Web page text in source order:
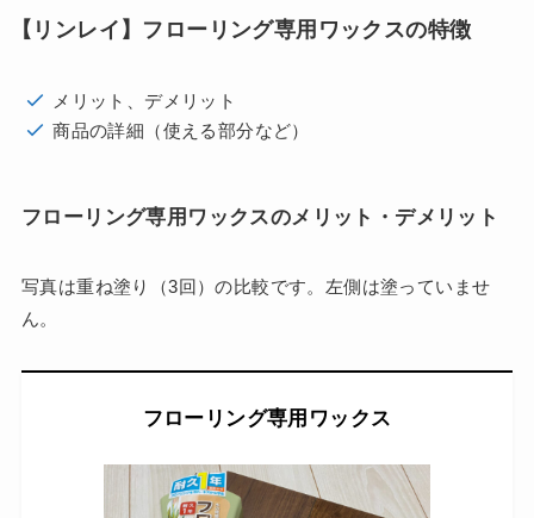
【リンレイ】フローリング専用ワックスの特徴
メリット、デメリット
商品の詳細（使える部分など）
フローリング専用ワックスのメリット・デメリット
写真は重ね塗り（3回）の比較です。左側は塗っていませ
ん。
フローリング専用ワックス